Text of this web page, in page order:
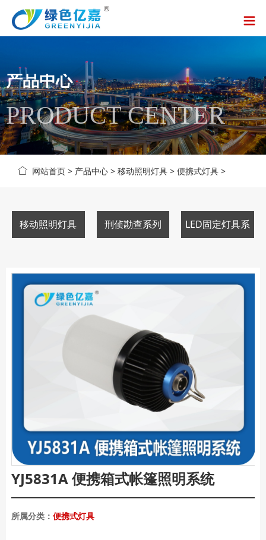
产品中心
PRODUCT CENTER
网站首页 > 产品中心 > 移动照明灯具 > 便携式灯具 >
移动照明灯具 刑侦勘查系列 LED固定灯具系
YJ5831A 便携箱式帐篷照明系统
所属分类： 便携式灯具